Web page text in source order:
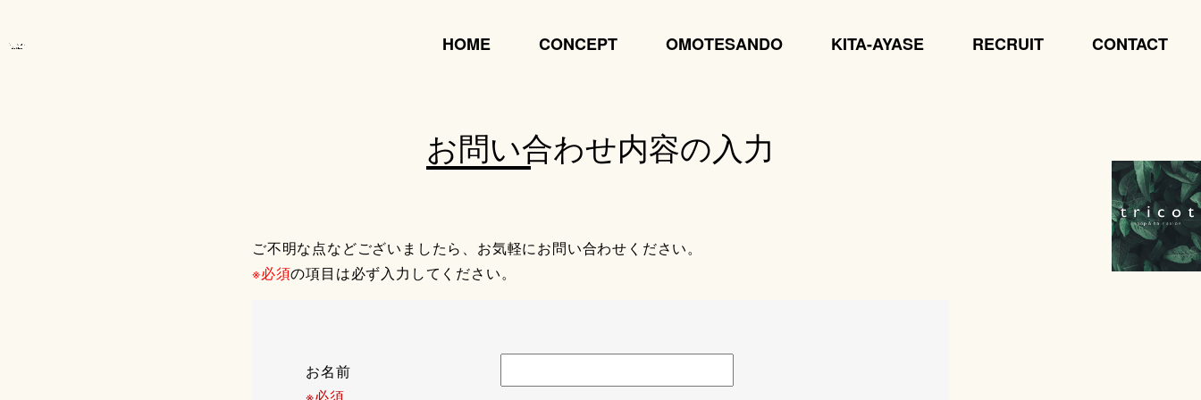
HOME CONCEPT OMOTESANDO KITA-AYASE RECRUIT CONTACT
お問い合わせ内容の入力
ご不明な点などございましたら、お気軽にお問い合わせください。
※必須の項目は必ず入力してください。
お名前